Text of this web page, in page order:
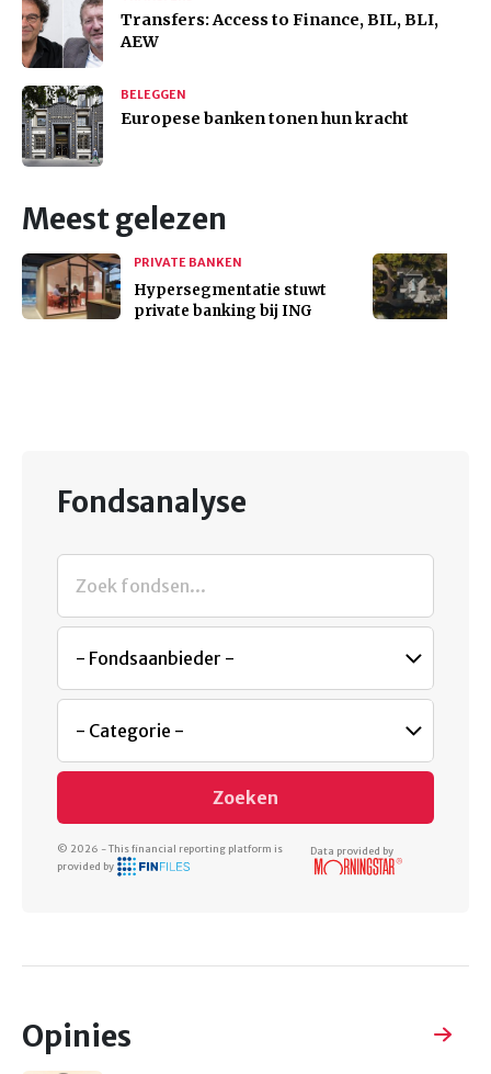
Transfers: Access to Finance, BIL, BLI,
AEW
BELEGGEN
Europese banken tonen hun kracht
Meest gelezen
PRIVATE BANKEN
Hypersegmentatie stuwt
private banking bij ING
Fondsanalyse
Zoeken
© 2026 - This financial reporting platform is
provided by
Data provided by
Opinies